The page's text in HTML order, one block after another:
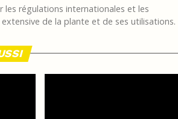
les régulations internationales et les
de la plante et de ses utilisations.